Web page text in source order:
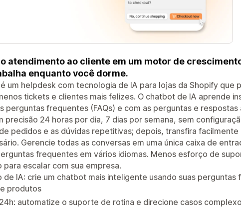
atendimento ao cliente em um motor de
enquanto você dorme.
um helpdesk com tecnologia de IA para lojas da Shopify que
tickets e clientes mais felizes. O chatbot de IA aprende
perguntas frequentes (FAQs) e com as perguntas e respostas
precisão 24 horas por dia, 7 dias por semana, sem
pedidos e as dúvidas repetitivas; depois, transfira facilmente
Gerencie todas as conversas em uma única caixa de
frequentes em vários idiomas. Menos esforço de
para escalar com sua empresa.
de IA: crie um chatbot mais inteligente usando suas
produtos
automatize o suporte de rotina e direcione casos